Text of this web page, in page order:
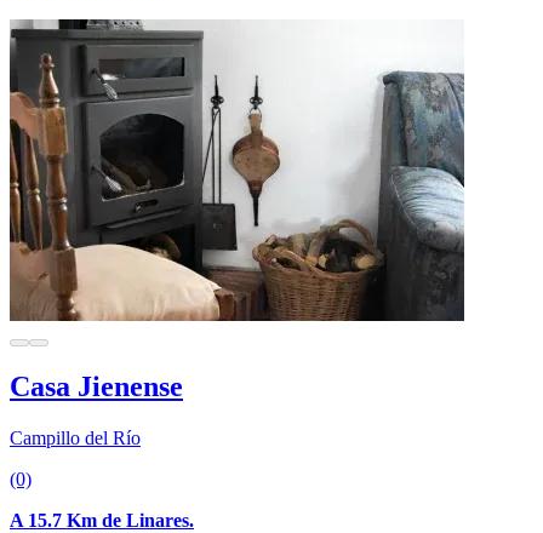
Casa Jienense
Campillo del Río
(0)
A 15.7 Km de Linares.